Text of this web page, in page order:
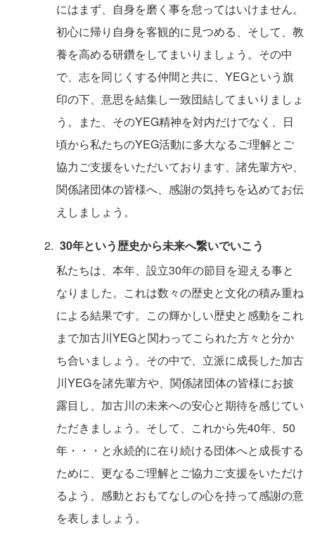
にはまず、自身を磨く事を怠ってはいけません。
初心に帰り自身を客観的に見つめる、そして、教
養を高める研鑽をしてまいりましょう。その中
で、志を同じくする仲間と共に、YEGという旗
印の下、意思を結集し一致団結してまいりましょ
う。また、そのYEG精神を対内だけでなく、日
頃から私たちのYEG活動に多大なるご理解とご
協力ご支援をいただいております、諸先輩方や、
関係諸団体の皆様へ、感謝の気持ちを込めてお伝
えしましょう。
30年という歴史から未来へ繋いでいこう
私たちは、本年、設立30年の節目を迎える事と
なりました。これは数々の歴史と文化の積み重ね
による結果です。この輝かしい歴史と感動をこれ
まで加古川YEGと関わってこられた方々と分か
ち合いましょう。その中で、立派に成長した加古
川YEGを諸先輩方や、関係諸団体の皆様にお披
露目し、加古川の未来への安心と期待を感じてい
ただきましょう。そして、これから先40年、50
年・・・と永続的に在り続ける団体へと成長する
ために、更なるご理解とご協力ご支援をいただけ
るよう、感動とおもてなしの心を持って感謝の意
を表しましょう。